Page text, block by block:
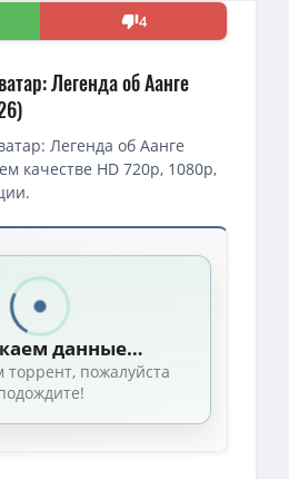
4
Легенда об Аанге
Легенда об Аанге
качестве HD 720p, 1080p,
Легенда об Аанге / Avatar: The
/ Avatar: The Last Airbender /
об Аанге (2 сезон: 1-7 серии из 7) /
/ Avatar: The Last Airbender [S02]
об Аанге / Avatar: The Last Airbender
об Аанге / Avatar: The Last Airbender /
данные…
торрент, пожалуйста